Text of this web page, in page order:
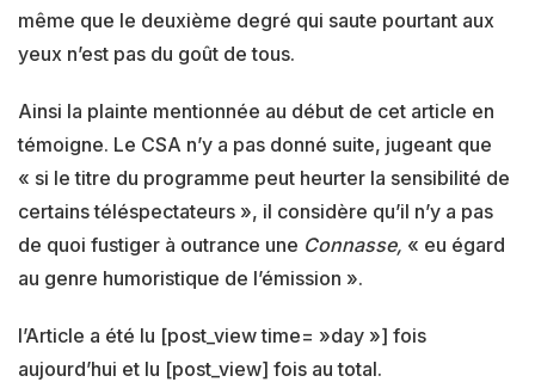
même que le deuxième degré qui saute pourtant aux
yeux n’est pas du goût de tous.
Ainsi la plainte mentionnée au début de cet article en
témoigne. Le CSA n’y a pas donné suite, jugeant que
« si le titre du programme peut heurter la sensibilité de
certains téléspectateurs », il considère qu’il n’y a pas
de quoi fustiger à outrance une Connasse, « eu égard
au genre humoristique de l’émission ».
l’Article a été lu [post_view time= »day »] fois
aujourd’hui et lu [post_view] fois au total.